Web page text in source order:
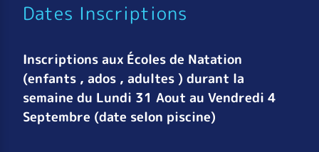
Dates Inscriptions
Inscriptions aux Écoles de Natation
(enfants , ados , adultes ) durant la
semaine du Lundi 31 Aout au Vendredi 4
Septembre (date selon piscine)